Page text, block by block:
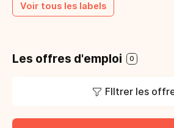
Voir tous les labels
Les offres d'emploi 0
FIltrer les